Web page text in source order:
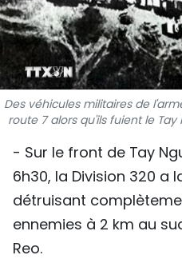
PHOTO
VIDÉO
À
Des véhicules militaires de
route 7 alors qu'ils fuient le Tay
- Sur le front de Tay
6h30, la Division 320 a
détruisant
ennemies à 2 km au
Reo.